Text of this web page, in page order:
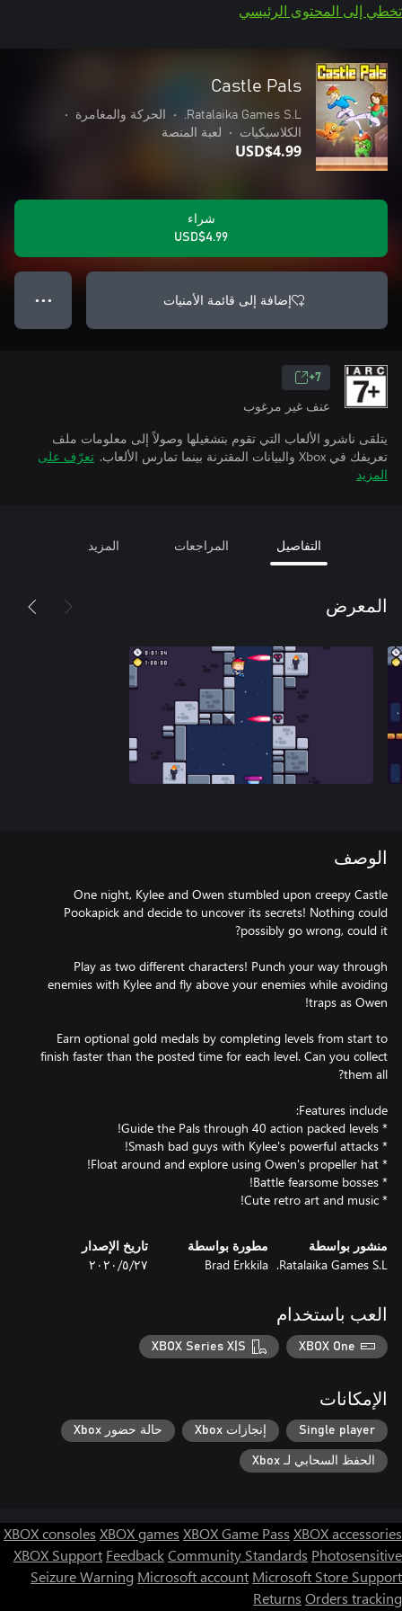
تخطي إلى المحتوى الرئيسي
Castle Pals
Ratalaika Games S.L.
• الحركة والمغامرة
•
الكلاسيكيات
• لعبة المنصة
USD$4.99
شراء
USD$4.99
إضافة إلى قائمة الأمنيات ● ● ●
7+
عنف غير مرغوب
يتلقى ناشرو الألعاب التي تقوم بتشغيلها وصولاً إلى معلومات ملف
تعريفك في Xbox والبيانات المقترنة بينما تمارس الألعاب.
تعرّف على
المزيد
التفاصيل المراجعات المزيد
المعرض
الوصف
One night, Kylee and Owen stumbled upon creepy Castle
Pookapick and decide to uncover its secrets! Nothing could
Play as two different characters! Punch your way through
enemies with Kylee and fly above your enemies while avoiding
Earn optional gold medals by completing levels from start to
finish faster than the posted time for each level. Can you collect
* Cute retro art and music!
منشور بواسطة
Ratalaika Games S.L.
مطورة بواسطة
Brad Erkkila
تاريخ الإصدار
٢٧‏/٥‏/٢٠٢٠
العب باستخدام
XBOX One
XBOX Series X|S
الإمكانات
Single player إنجازات Xbox حالة حضور Xbox
الحفظ السحابي لـ Xbox
XBOX consoles XBOX games XBOX Game Pass XBOX accessories
XBOX Support FeedbackCommunity Standards Photosensitive
Seizure Warning Microsoft account Microsoft Store Support
Returns Orders tracking